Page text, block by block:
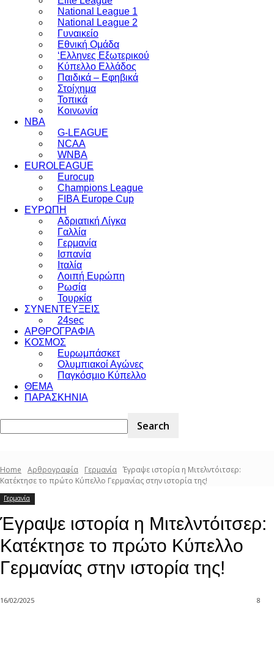
National League 1
National League 2
Γυναικείο
Εθνική Ομάδα
‘Ελληνες Εξωτερικού
Κύπελλο Ελλάδος
Παιδικά – Εφηβικά
Στοίχημα
Τοπικά
Κοινωνία
NBA
G-LEAGUE
NCAA
WNBA
ΕUROLEAGUE
Eurocup
Champions League
FIBA Europe Cup
ΕΥΡΩΠΗ
Αδριατική Λίγκα
Γαλλία
Γερμανία
Ισπανία
Ιταλία
Λοιπή Ευρώπη
Ρωσία
Τουρκία
ΣΥΝΕΝΤΕΥΞΕΙΣ
24sec
ΑΡΘΡΟΓΡΑΦΙΑ
ΚΟΣΜΟΣ
Ευρωμπάσκετ
Ολυμπιακοί Αγώνες
Παγκόσμιο Κύπελλο
ΘΕΜΑ
ΠΑΡΑΣΚΗΝΙΑ
Home Αρθρογραφία Γερμανία Έγραψε ιστορία η Μιτελντόιτσερ:
Κατέκτησε το πρώτο Κύπελλο Γερμανίας στην ιστορία της!
Γερμανία
Έγραψε ιστορία η Μιτελντόιτσερ:
Κατέκτησε το πρώτο Κύπελλο
Γερμανίας στην ιστορία της!
16/02/2025 8